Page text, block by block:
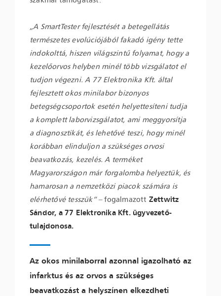
„A SmartTester fejlesztését a betegellátás
természetes evolúciójából fakadó igény tette
indokolttá, hiszen világszintű folyamat, hogy a
kezelőorvos helyben minél több vizsgálatot el
tudjon végezni. A 77 Elektronika Kft. által
fejlesztett okos minilabor bizonyos
betegségcsoportok esetén helyettesíteni tudja
a komplett laborvizsgálatot, ami meggyorsítja
a diagnosztikát, és lehetővé teszi, hogy minél
korábban elinduljon a szükséges orvosi
beavatkozás, kezelés. A terméket
Magyarországon már forgalomba helyeztük, és
hamarosan a nemzetközi piacok számára is
elérhetővé tesszük” –fogalmazott Zettwitz
Sándor, a 77 Elektronika Kft. ügyvezető-
tulajdonosa.
Az okos minilaborral azonnal igazolható az
infarktus és az orvos a szükséges
beavatkozást a helyszínen elkezdheti